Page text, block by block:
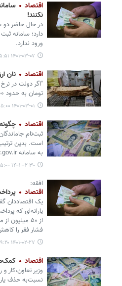
اقتصاد
نکنند!
در حال حاضر دو
دارد؛ سامانه
ورود ندارد.
۱۴۰۱-۰۳-۰۷ ۱۵:۵۱
اقتصاد نان
تومان به حدود ۲,۵۰۰ تومان تنزل خواهد یافت بدون این که دولت بخواهد به نانوا امر کرده باشد!"
۱۴۰۱-۰۳-۰۱ ۰۵:۰۰
اقتصاد چگونه یارانه ۳۰۰ و
است. بدین
به سامانه my.gov.ir مراجعه و ثبت‌نام کنند. شنبه و یکشنبه نیز سامانه برای تمام افراد باز است.
۱۴۰۱-۰۲-۳۰ ۰۵:۰۰
افقه:
اقتصاد
یک اقتصاددان
یارانه‌ای که
از ۵۰
فشار فقر را
۱۴۰۱-۰۲-۲۷ ۰۹:۲۰
اقتصاد
وزیر تعاون،کار
نسبت‌به حذف